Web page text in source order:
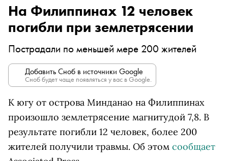
На Филиппинах 12 человек
погибли при землетрясении
Пострадали по меньшей мере 200 жителей
Добавить Сноб в источники Google
Сноб будет чаще появляться у вас в Google.
К югу от острова Минданао на Филиппинах
произошло землетрясение магнитудой 7,8. В
результате погибли 12 человек, более 200
жителей получили травмы. Об этом сообщает